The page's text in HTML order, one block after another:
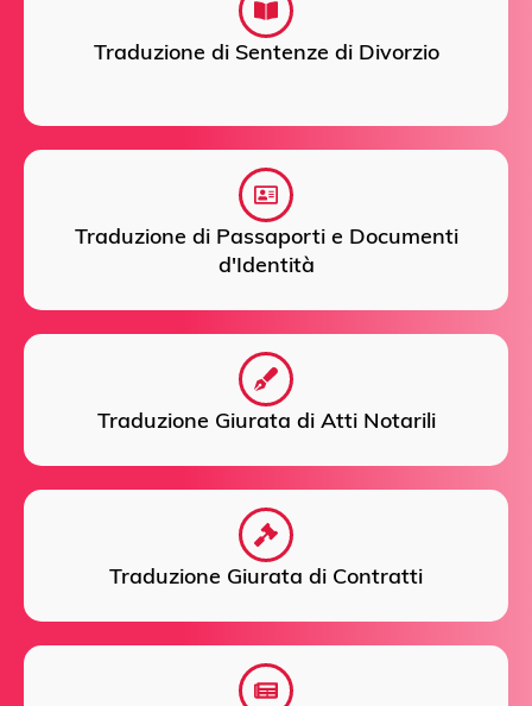
Traduzione di Sentenze di Divorzio
Traduzione di Passaporti e Documenti
d'Identità
Traduzione Giurata di Atti Notarili
Traduzione Giurata di Contratti